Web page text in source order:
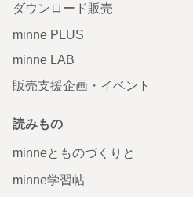
ダウンロード販売
minne PLUS
minne LAB
販売支援企画・イベント
読みもの
minneとものづくりと
minne学習帖